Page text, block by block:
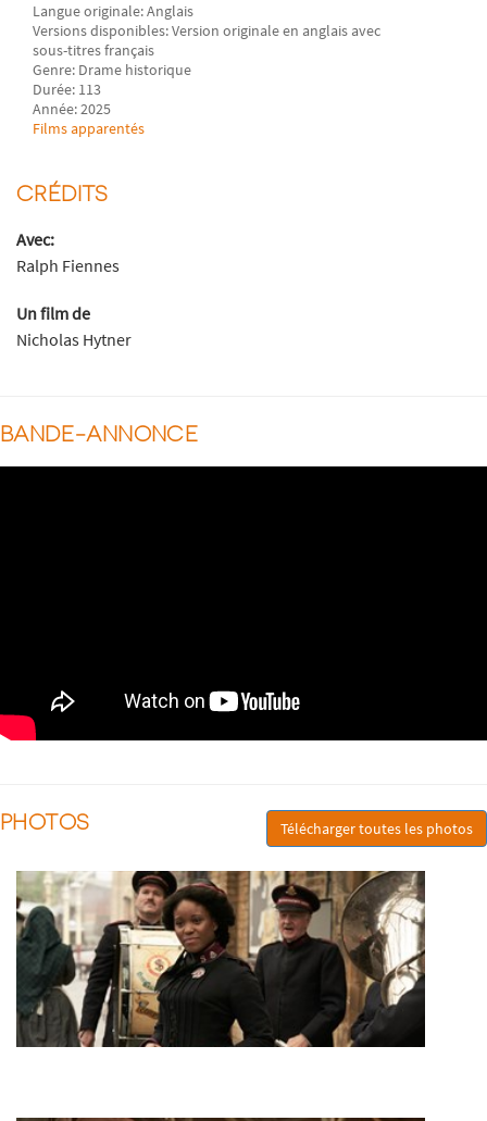
Langue originale: Anglais
Versions disponibles: Version originale en anglais avec
sous-titres français
Genre: Drame historique
Durée: 113
Année: 2025
Films apparentés
CRÉDITS
Avec:
Ralph Fiennes
Un film de
Nicholas Hytner
BANDE-ANNONCE
PHOTOS Télécharger toutes les photos